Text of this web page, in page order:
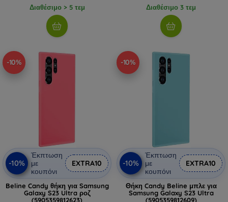
Διαθέσιμο > 5 τεμ Διαθέσιμο 3 τεμ
-10%
-10%
Έκπτωση
με
κουπόνι
EXTRA10
Beline Candy θήκη για Samsung
Galaxy S23 Ultra ροζ
(5905359812623)
-10%
-10%
Έκπτωση
με
κουπόνι
EXTRA10
Θήκη Candy Beline μπλε για
Samsung Galaxy S23 Ultra
(5905359812609)